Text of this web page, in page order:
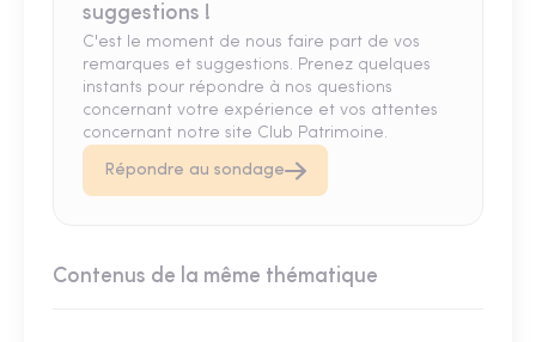
suggestions !
C'est le moment de nous faire part de vos
remarques et suggestions. Prenez quelques
instants pour répondre à nos questions
concernant votre expérience et vos attentes
concernant notre site Club Patrimoine.
Répondre au sondage
Contenus de la même thématique